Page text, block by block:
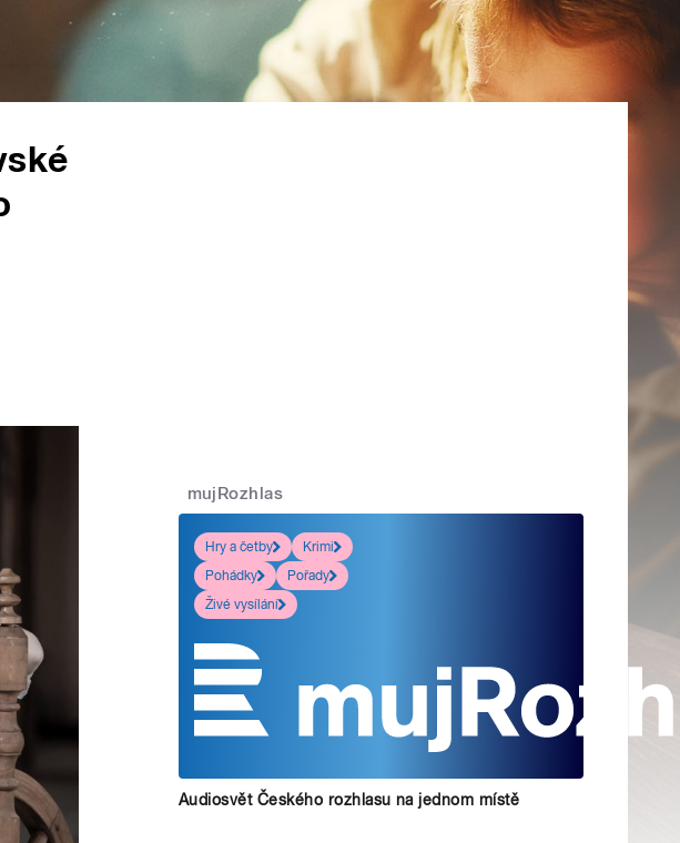
mujRozhlas
Hry a četby
Krimi
Pohádky
Pořady
Živé vysílání
Audiosvět Českého rozhlasu na jednom místě